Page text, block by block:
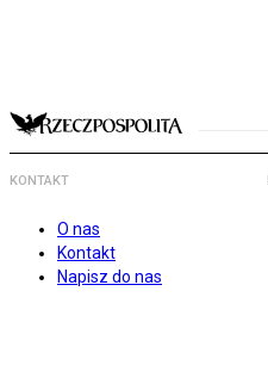
KONTAKT
O nas
Kontakt
Napisz do nas